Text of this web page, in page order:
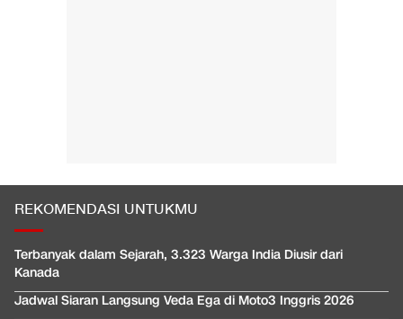
REKOMENDASI UNTUKMU
Terbanyak dalam Sejarah, 3.323 Warga India Diusir dari
Kanada
Jadwal Siaran Langsung Veda Ega di Moto3 Inggris 2026